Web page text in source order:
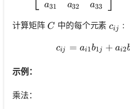
a31 a32 a33
计算矩阵 C
C 中的每个元素c_{i
cij :
cij = ai1b1j + ai2
示例：
乘法：